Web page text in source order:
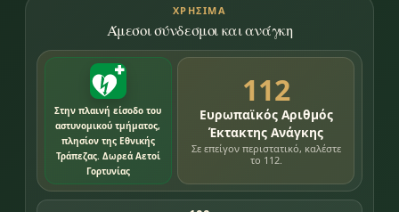
ΧΡΉΣΙΜΑ
Άμεσοι σύνδεσμοι και ανάγκη
Στην πλαινή είσοδο του
αστυνομικού τμήματος,
πλησίον της Εθνικής
Τράπεζας. Δωρεά Αετοί
Γορτυνίας
112
Ευρωπαϊκός Αριθμός
Έκτακτης Ανάγκης
Σε επείγον περιστατικό, καλέστε
το 112.